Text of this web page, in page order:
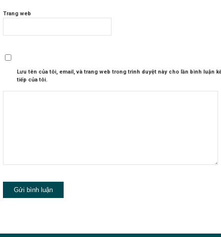
Trang web
Lưu tên của tôi, email, và trang web trong trình duyệt này cho lần bình luận
tiếp của tôi.